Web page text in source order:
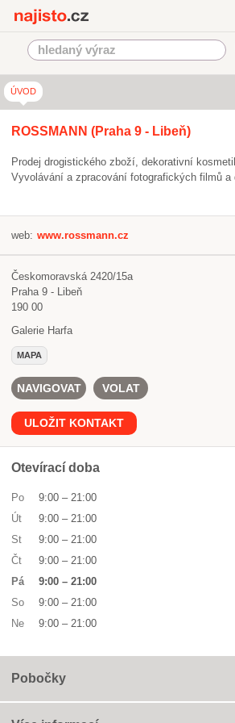
ÚVOD
ROSSMANN (Praha 9 - Libeň)
Prodej drogistického zboží, dekorativní
Vyvolávání a zpracování fotografických filmů a
web: www.rossmann.cz
Českomoravská 2420/15a
Praha 9 - Libeň
190 00
Galerie Harfa
MAPA
NAVIGOVAT VOLAT
ULOŽIT KONTAKT
Otevírací doba
Po 9:00 – 21:00
Út
9:00 – 21:00
St
9:00 – 21:00
Čt
9:00 – 21:00
Pá
9:00 – 21:00
So
9:00 – 21:00
Ne
9:00 – 21:00
Pobočky